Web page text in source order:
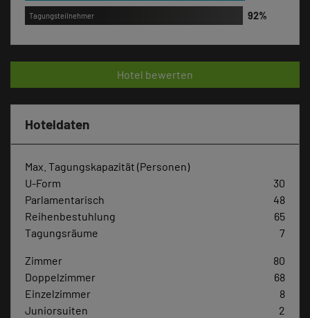
Tagungsteilnehmer
Hotel bewerten
Hoteldaten
Max. Tagungskapazität (Personen)
U-Form
30
Parlamentarisch
48
Reihenbestuhlung
65
Tagungsräume
7
Zimmer
80
Doppelzimmer
68
Einzelzimmer
8
Juniorsuiten
2